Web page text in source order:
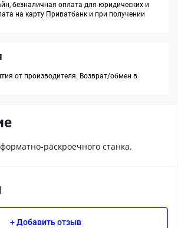
раскроечного станка.
+ Добавить отзыв
безналичная оплата для юридических и
на карту Приватбанк и при получении
от производителя. Возврат/обмен в